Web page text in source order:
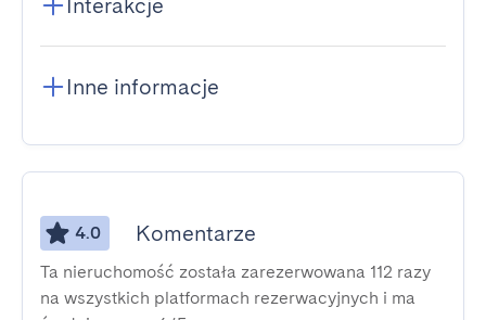
Interakcje
Inne informacje
4.0 Komentarze
Ta nieruchomość została zarezerwowana 112 razy
na wszystkich platformach rezerwacyjnych i ma